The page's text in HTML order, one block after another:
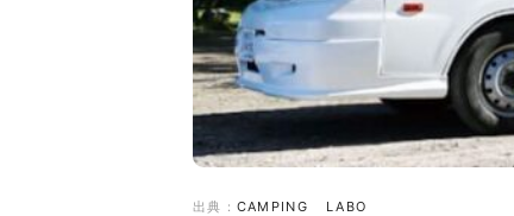
出典： CAMPING LABO